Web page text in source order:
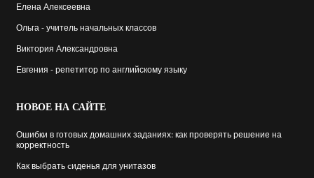
Елена Алексеевна
Ольга - учитель начальных классов
Виктория Александровна
Евгения - репетитор по английскому языку
НОВОЕ НА САЙТЕ
Ошибки в готовых домашних заданиях: как проверять решение на
корректность
Как выбрать cиденья для унитазов